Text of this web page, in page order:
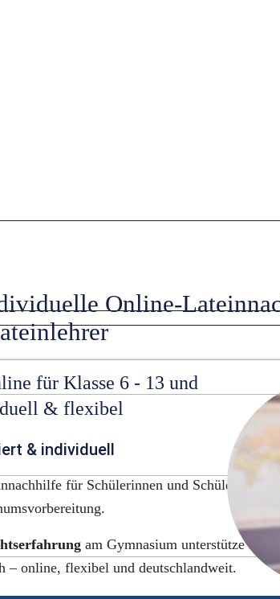
Online-
für Klasse 6 - 13 und
& flexibel
& individuell
für Schülerinnen und Schüler der
am Gymnasium unterstütze ich
– online, flexibel und deutschlandweit.